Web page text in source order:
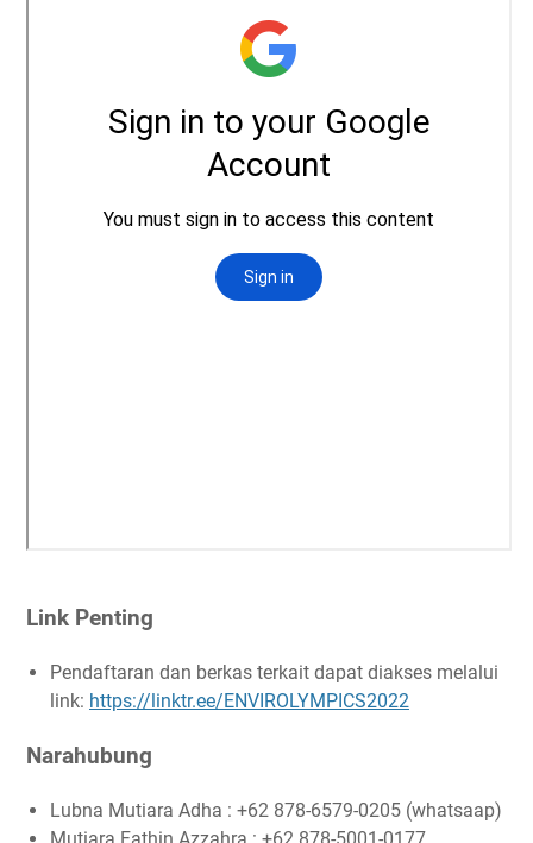
Link Penting
Pendaftaran dan berkas terkait dapat diakses melalui
link: https://linktr.ee/ENVIROLYMPICS2022
Narahubung
Lubna Mutiara Adha : +62 878-6579-0205 (whatsaap)
Mutiara Fathin Azzahra : +62 878-5001-0177